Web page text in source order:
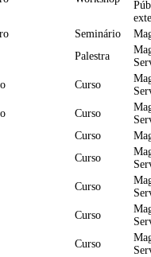
Seminário
Palestra
Curso
Curso
Curso
Curso
Curso
Curso
Curso